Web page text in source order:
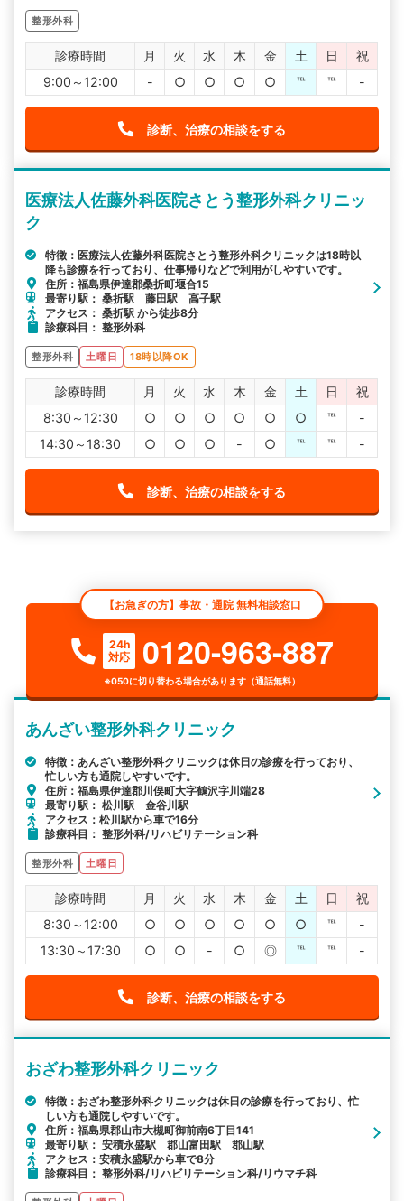
整形外科
診療時間 月 火 水 木 金 土 日
祝
9:00～12:00
- ○ ○ ○ ○ ℡ ℡ -
診断、治療の相談をする
医療法人佐藤外科医院さとう整形外科クリニッ
ク
特徴：医療法人佐藤外科医院さとう整形外科クリニックは18時以
降も診療を行っており、仕事帰りなどで利用がしやすいです。
住所：福島県伊達郡桑折町堰合15
最寄り駅： 桑折駅 藤田駅 高子駅
アクセス： 桑折駅 から徒歩8分
診療科目： 整形外科
整形外科 土曜日 18時以降OK
診療時間 月 火 水 木 金 土 日
祝
8:30～12:30
○ ○ ○ ○ ○ ○ ℡
-
14:30～18:30
○ ○ ○ - ○ ℡ ℡ -
診断、治療の相談をする
【お急ぎの方】事故・通院 無料相談窓口
24h
対応
0120-963-887
※050に切り替わる場合があります（通話無料）
あんざい整形外科クリニック
特徴：あんざい整形外科クリニックは休日の診療を行っており、
忙しい方も通院しやすいです。
住所：福島県伊達郡川俣町大字鶴沢字川端28
最寄り駅： 松川駅 金谷川駅
アクセス：松川駅から車で16分
診療科目： 整形外科/リハビリテーション科
整形外科 土曜日
診療時間 月 火 水 木 金 土 日
祝
8:30～12:00
○ ○ ○ ○ ○ ○ ℡
-
13:30～17:30
○ ○ - ○ ◎ ℡ ℡ -
診断、治療の相談をする
おざわ整形外科クリニック
特徴：おざわ整形外科クリニックは休日の診療を行っており、忙
しい方も通院しやすいです。
住所：福島県郡山市大槻町御前南6丁目141
最寄り駅： 安積永盛駅 郡山富田駅 郡山駅
アクセス：安積永盛駅から車で8分
診療科目： 整形外科/リハビリテーション科/リウマチ科